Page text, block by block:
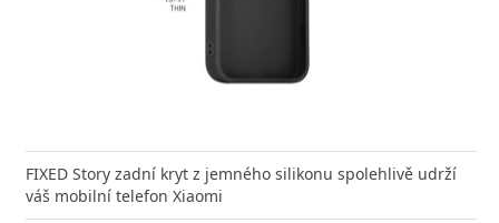
FIXED Story zadní kryt z jemného silikonu spolehlivě udrží
váš mobilní telefon Xiaomi